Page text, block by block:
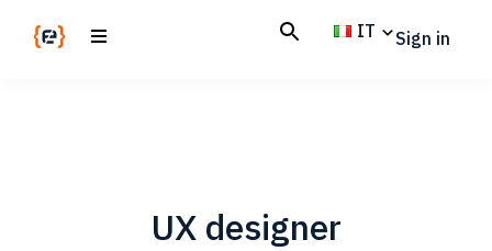
IT Sign in
UX designer